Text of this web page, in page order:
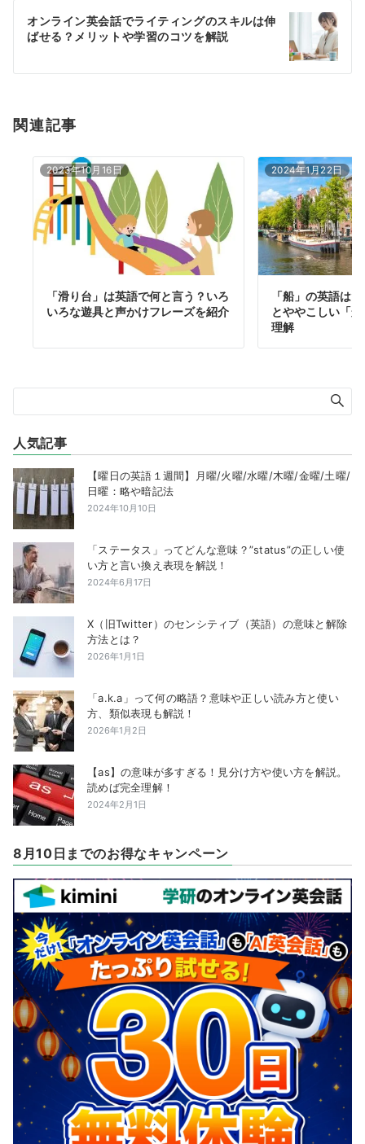
ン
オンライン英会話でライティングのスキルは伸
ばせる？メリットや学習のコツを解説
関連記事
2023年10月16日
「滑り台」は英語で何と言う？いろ
いろな遊具と声かけフレーズを紹介
2024年1月22日
「船」の英語は
とややこしい「
理解
人気記事
【曜日の英語１週間】月曜/火曜/水曜/木曜/金曜/土曜/
日曜：略や暗記法
2024年10月10日
「ステータス」ってどんな意味？”status”の正しい使
い方と言い換え表現を解説！
2024年6月17日
X（旧Twitter）のセンシティブ（英語）の意味と解除
方法とは？
2026年1月1日
「a.k.a」って何の略語？意味や正しい読み方と使い
方、類似表現も解説！
2026年1月2日
【as】の意味が多すぎる！見分け方や使い方を解説。
読めば完全理解！
2024年2月1日
8月10日までのお得なキャンペーン